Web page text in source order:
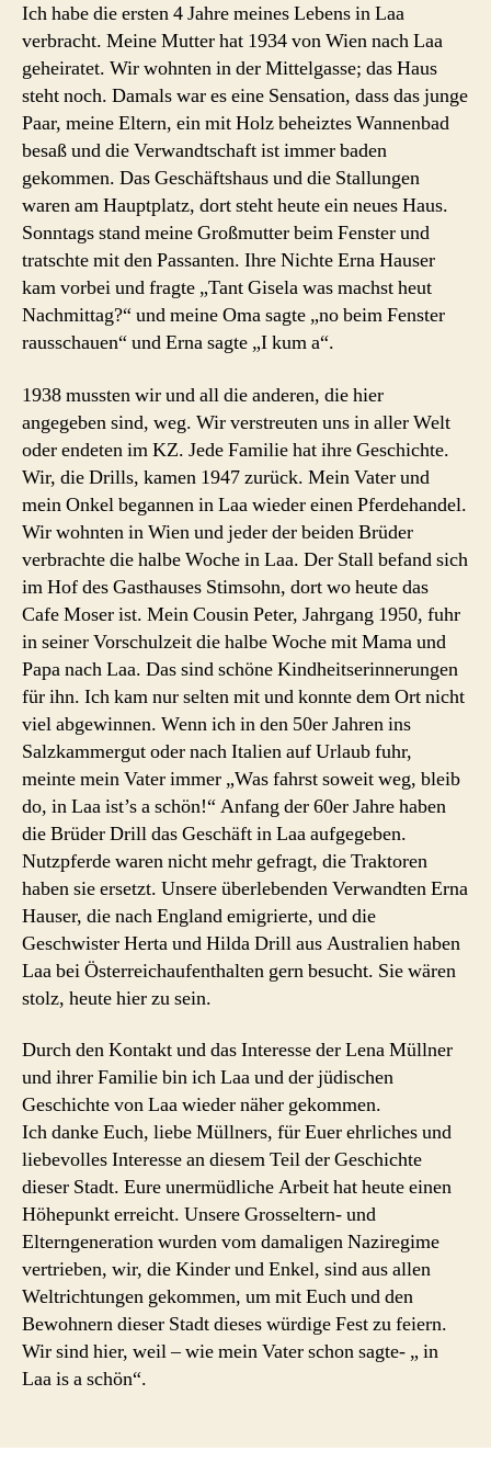
Ich habe die ersten 4 Jahre meines Lebens in Laa
verbracht. Meine Mutter hat 1934 von Wien nach Laa
geheiratet. Wir wohnten in der Mittelgasse; das Haus
steht noch. Damals war es eine Sensation, dass das junge
Paar, meine Eltern, ein mit Holz beheiztes Wannenbad
besaß und die Verwandtschaft ist immer baden
gekommen. Das Geschäftshaus und die Stallungen
waren am Hauptplatz, dort steht heute ein neues Haus.
Sonntags stand meine Großmutter beim Fenster und
tratschte mit den Passanten. Ihre Nichte Erna Hauser
kam vorbei und fragte „Tant Gisela was machst heut
Nachmittag?“ und meine Oma sagte „no beim Fenster
rausschauen“ und Erna sagte „I kum a“.
1938 mussten wir und all die anderen, die hier
angegeben sind, weg. Wir verstreuten uns in aller Welt
oder endeten im KZ. Jede Familie hat ihre Geschichte.
Wir, die Drills, kamen 1947 zurück. Mein Vater und
mein Onkel begannen in Laa wieder einen Pferdehandel.
Wir wohnten in Wien und jeder der beiden Brüder
verbrachte die halbe Woche in Laa. Der Stall befand sich
im Hof des Gasthauses Stimsohn, dort wo heute das
Cafe Moser ist. Mein Cousin Peter, Jahrgang 1950, fuhr
in seiner Vorschulzeit die halbe Woche mit Mama und
Papa nach Laa. Das sind schöne Kindheitserinnerungen
für ihn. Ich kam nur selten mit und konnte dem Ort nicht
viel abgewinnen. Wenn ich in den 50er Jahren ins
Salzkammergut oder nach Italien auf Urlaub fuhr,
meinte mein Vater immer „Was fahrst soweit weg, bleib
do, in Laa ist’s a schön!“ Anfang der 60er Jahre haben
die Brüder Drill das Geschäft in Laa aufgegeben.
Nutzpferde waren nicht mehr gefragt, die Traktoren
haben sie ersetzt. Unsere überlebenden Verwandten Erna
Hauser, die nach England emigrierte, und die
Geschwister Herta und Hilda Drill aus Australien haben
Laa bei Österreichaufenthalten gern besucht. Sie wären
stolz, heute hier zu sein.
Durch den Kontakt und das Interesse der Lena Müllner
und ihrer Familie bin ich Laa und der jüdischen
Geschichte von Laa wieder näher gekommen.
Ich danke Euch, liebe Müllners, für Euer ehrliches und
liebevolles Interesse an diesem Teil der Geschichte
dieser Stadt. Eure unermüdliche Arbeit hat heute einen
Höhepunkt erreicht. Unsere Grosseltern- und
Elterngeneration wurden vom damaligen Naziregime
vertrieben, wir, die Kinder und Enkel, sind aus allen
Weltrichtungen gekommen, um mit Euch und den
Bewohnern dieser Stadt dieses würdige Fest zu feiern.
Wir sind hier, weil – wie mein Vater schon sagte- „ in
Laa is a schön“.